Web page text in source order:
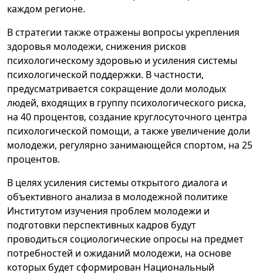
каждом регионе.
В стратегии также отражены вопросы укрепления
здоровья молодежи, снижения рисков
психологическому здоровью и усиления системы
психологической поддержки. В частности,
предусматривается сокращение доли молодых
людей, входящих в группу психологического риска,
на 40 процентов, создание круглосуточного центра
психологической помощи, а также увеличение доли
молодежи, регулярно занимающейся спортом, на 25
процентов.
В целях усиления системы открытого диалога и
объективного анализа в молодежной политике
Институтом изучения проблем молодежи и
подготовки перспективных кадров будут
проводиться социологические опросы на предмет
потребностей и ожиданий молодежи, на основе
которых будет сформирован Национальный